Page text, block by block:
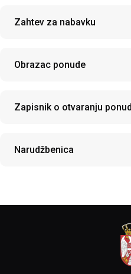
Zahtev za nabavku
Obrazac ponude
Zapisnik o otvaranju
Narudžbenica